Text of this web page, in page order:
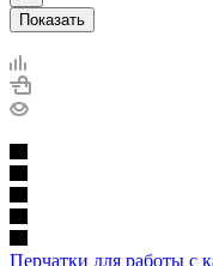
Показать
Перчатки для работы с